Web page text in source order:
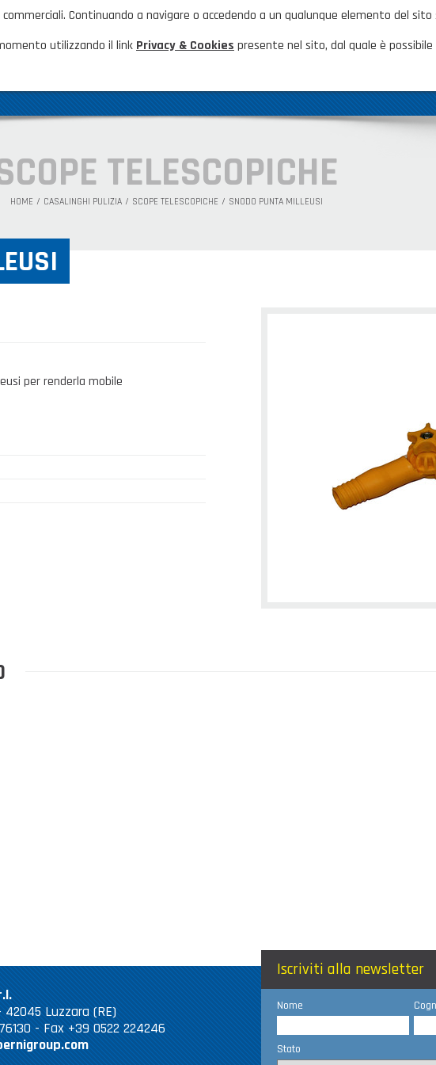
HOME NOVITÀ ED EVENTI FAQ CATALOGHI
TELESCOPICHE
HOME CASALINGHI PULIZIA SCOPE TELESCOPICHE SNODO PUNTA MILLEUSI
per renderla mobile
Luzzara (RE)
- Fax +39 0522 224246
Iscriviti alla newsletter
Nome
Stato
Continuando a navigare o accedendo a un qualunque elemento del
utilizzando il link Privacy & Cookies presente nel sito, dal quale è